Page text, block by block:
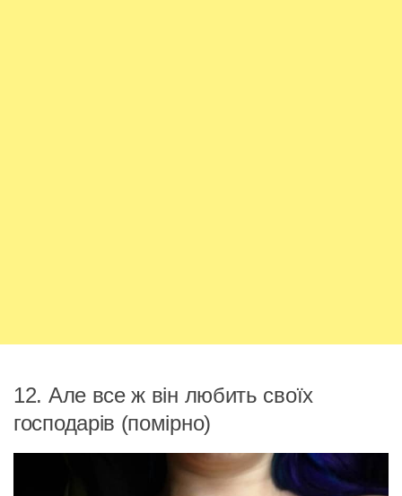
12. Але все ж він любить своїх
господарів (помірно)